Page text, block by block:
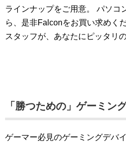
ラインナップをご用意。
パソコ
ら、是非Falconをお買い求めく
スタッフが、あなたにピッタリ
「勝つための」ゲーミン
ゲーマー必見のゲーミングデバ